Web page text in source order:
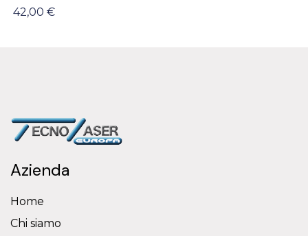
42,00 €
Azienda
Home
Chi siamo